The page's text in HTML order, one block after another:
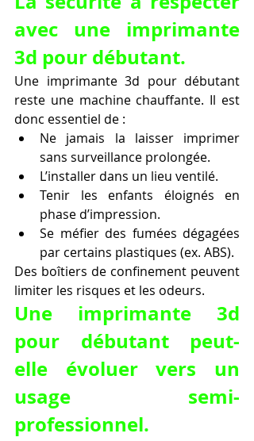
avec une imprimante
3d pour débutant.
Une imprimante 3d pour débutant
reste une machine chauffante. Il est
donc essentiel de :
Ne jamais la laisser imprimer
sans surveillance prolongée.
L’installer dans un lieu ventilé.
Tenir les enfants éloignés en
phase d’impression.
Se méfier des fumées dégagées
par certains plastiques (ex. ABS).
Des boîtiers de confinement peuvent
limiter les risques et les odeurs.
Une imprimante 3d
pour débutant peut-
elle évoluer vers un
usage semi-
professionnel.